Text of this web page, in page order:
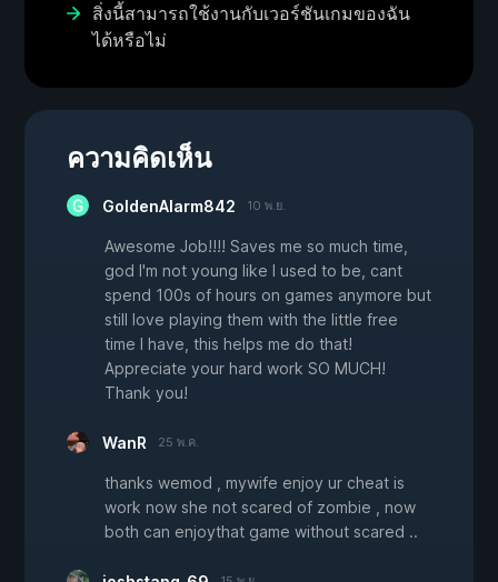
สิ่งนี้สามารถใช้งานกับเวอร์ชันเกมของฉัน
ได้หรือไม่
ความคิดเห็น
GoldenAlarm842 10 พ.ย.
Awesome Job!!!! Saves me so much time,
god I'm not young like I used to be, cant
spend 100s of hours on games anymore but
still love playing them with the little free
time I have, this helps me do that!
Appreciate your hard work SO MUCH!
Thank you!
WanR 25 พ.ค.
thanks wemod , mywife enjoy ur cheat is
work now she not scared of zombie , now
both can enjoythat game without scared ..